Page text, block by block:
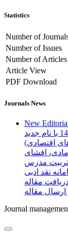
Statistics
Number of
Number of Issues
Number of Articles
Article View
PDF Download
Journals News
New
بارگذاری فایل کلی مقالات فصل پاییز سال 1404 با نام جدید
اقتصادی)
افشای
تربیت مدرس
نقد ادبی
مقاله
مقاله
Journal